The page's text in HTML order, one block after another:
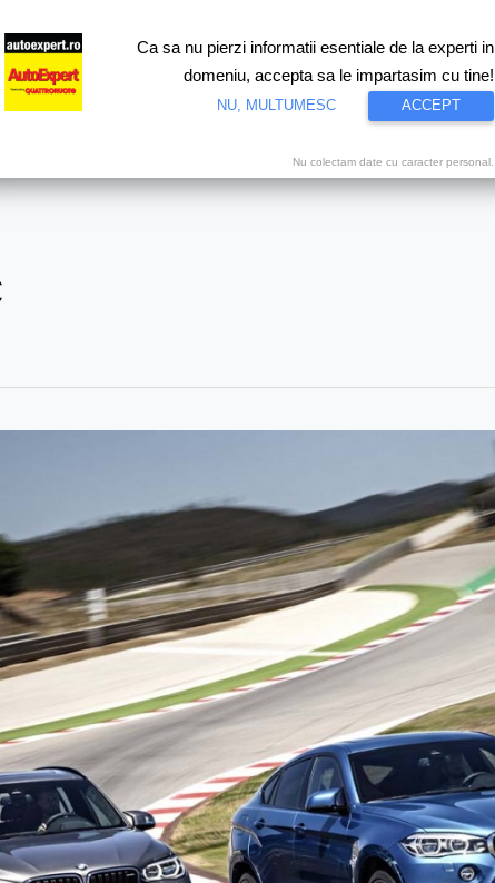
Test drive Motorsport Proiecte speciale Video
Ca sa nu pierzi informatii esentiale de la experti in
domeniu, accepta sa le impartasim cu tine!
NU, MULTUMESC ACCEPT
Nu colectam date cu caracter personal.